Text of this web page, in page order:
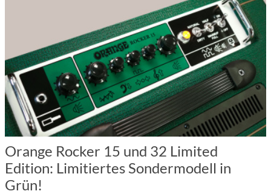
Orange Rocker 15 und 32 Limited
Edition: Limitiertes Sondermodell in
Grün!